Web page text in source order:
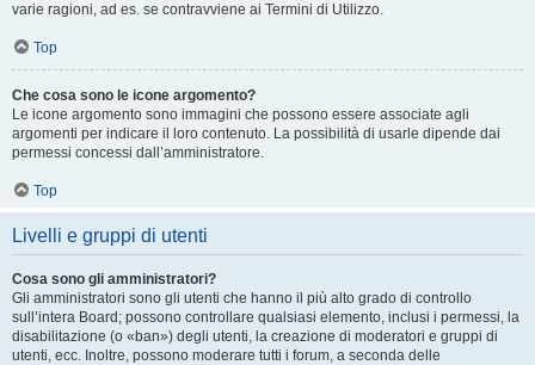
varie ragioni, ad es. se contravviene ai Termini di Utilizzo.
Top
Che cosa sono le icone argomento?
Le icone argomento sono immagini che possono essere associate agli
argomenti per indicare il loro contenuto. La possibilità di usarle dipende dai
permessi concessi dall’amministratore.
Top
Livelli e gruppi di utenti
Cosa sono gli amministratori?
Gli amministratori sono gli utenti che hanno il più alto grado di controllo
sull’intera Board; possono controllare qualsiasi elemento, inclusi i permessi, la
disabilitazione (o «ban») degli utenti, la creazione di moderatori e gruppi di
utenti, ecc. Inoltre, possono moderare tutti i forum, a seconda delle